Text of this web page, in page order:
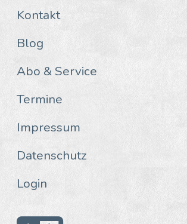
Kontakt
Blog
Abo & Service
Termine
Impressum
Datenschutz
Login